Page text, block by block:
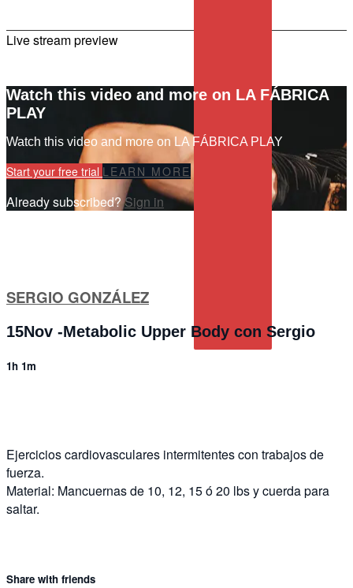
Live stream preview
Watch this video and more on LA FÁBRICA
PLAY
Watch this video and more on LA FÁBRICA PLAY
Start your free trial LEARN MORE
Already subscribed?Sign in
SERGIO GONZÁLEZ
15Nov -Metabolic Upper Body con Sergio
1h 1m
Ejercicios cardiovasculares intermitentes con trabajos de
fuerza.
Material: Mancuernas de 10, 12, 15 ó 20 lbs y cuerda para
saltar.
Share with friends